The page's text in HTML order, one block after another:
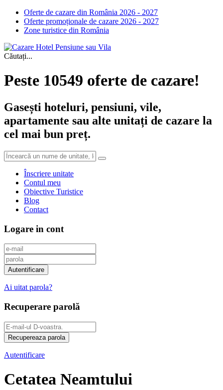
Oferte de cazare din România 2026 - 2027
Oferte promoționale de cazare 2026 - 2027
Zone turistice din România
Căutați...
Peste 10549 oferte de cazare!
Gasești hoteluri, pensiuni, vile,
apartamente sau alte unitați de cazare la
cel mai bun preț.
Înscriere unitate
Contul meu
Obiective Turistice
Blog
Contact
Logare in cont
Ai uitat parola?
Recuperare parolă
Autentificare
Cetatea Neamtului